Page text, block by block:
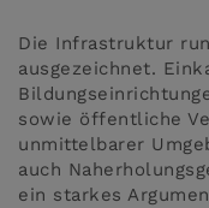
Die Infrastruktur
ausgezeichnet.
sowie öffentliche
unmittelbarer
auch
ein starkes